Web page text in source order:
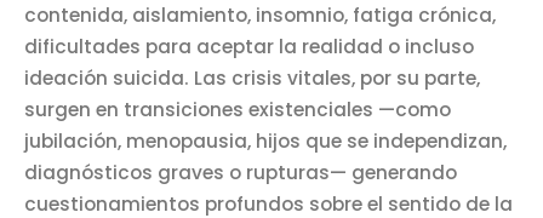
contenida, aislamiento, insomnio, fatiga crónica,
dificultades para aceptar la realidad o incluso
ideación suicida. Las crisis vitales, por su parte,
surgen en transiciones existenciales —como
jubilación, menopausia, hijos que se independizan,
diagnósticos graves o rupturas— generando
cuestionamientos profundos sobre el sentido de la